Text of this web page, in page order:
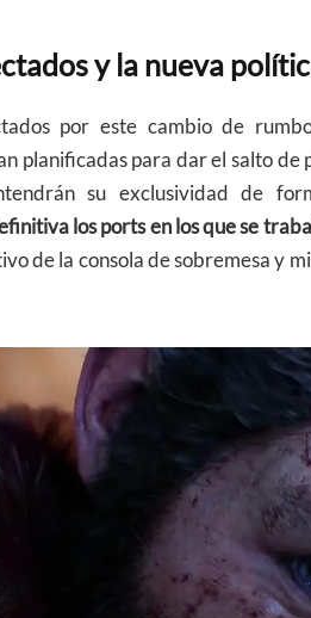
y la nueva
por este cambio de
planificadas para dar el salto
su exclusividad de
los ports en los que se
de la consola de sobremesa y